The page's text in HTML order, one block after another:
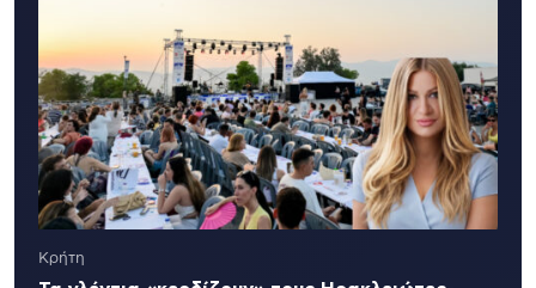
Κρήτη